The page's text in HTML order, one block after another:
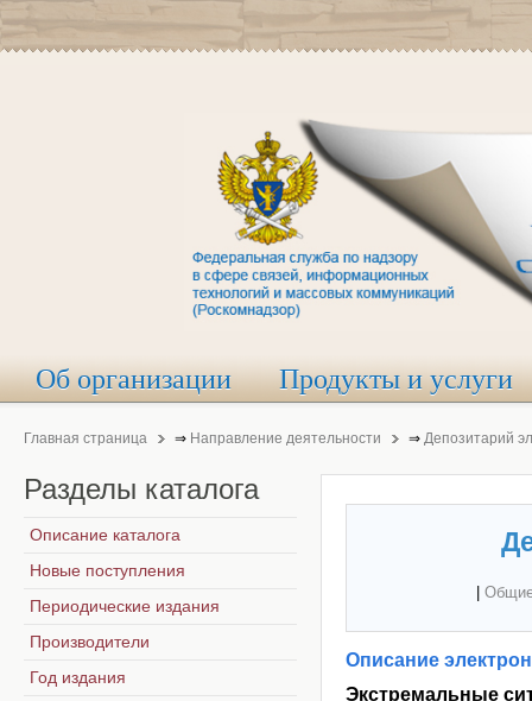
Об организации Продукты и услуги
Главная страница ⇒ Направление деятельности ⇒ Депозитарий
Описание
Экстремальные
Разделы каталога
Описание каталога
Новые поступления
Периодические издания
Производители
Год издания